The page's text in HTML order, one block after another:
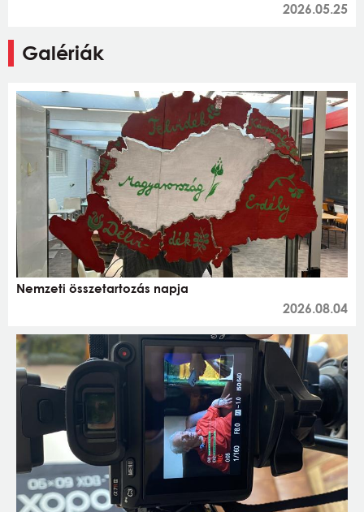
2026.05.25
Galériák
Nemzeti összetartozás napja
2026.08.04